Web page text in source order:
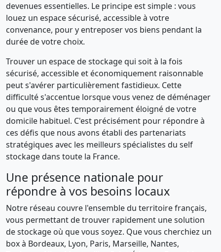
devenues essentielles. Le principe est simple : vous
louez un espace sécurisé, accessible à votre
convenance, pour y entreposer vos biens pendant la
durée de votre choix.
Trouver un espace de stockage qui soit à la fois
sécurisé, accessible et économiquement raisonnable
peut s'avérer particulièrement fastidieux. Cette
difficulté s'accentue lorsque vous venez de déménager
ou que vous êtes temporairement éloigné de votre
domicile habituel. C'est précisément pour répondre à
ces défis que nous avons établi des partenariats
stratégiques avec les meilleurs spécialistes du self
stockage dans toute la France.
Une présence nationale pour
répondre à vos besoins locaux
Notre réseau couvre l'ensemble du territoire français,
vous permettant de trouver rapidement une solution
de stockage où que vous soyez. Que vous cherchiez un
box à Bordeaux, Lyon, Paris, Marseille, Nantes,